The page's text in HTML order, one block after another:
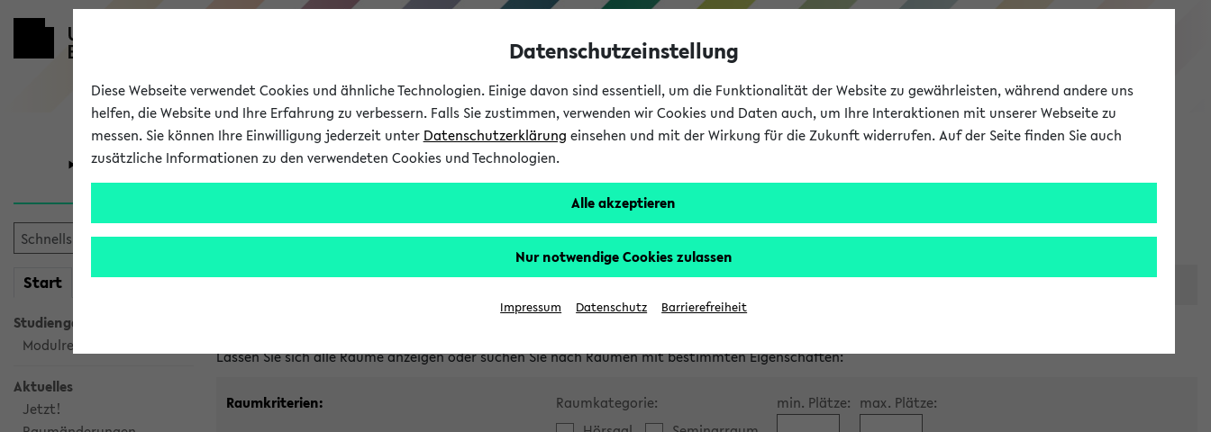
eKVV
Universität Forschung Studium
Start meineKVV
Studiengangsauswahl
Modulrecherche
Aktuelles
Jetzt!
Im eKVV verwaltete Räume
Lassen Sie sich alle Räume anzeigen oder suchen Sie nach Räumen mit bestimmten Eigenschaften:
Raumkriterien:
Raumkategorie:
min. Plätze: max. Plätze:
Datenschutzeinstellung
Diese Webseite verwendet Cookies und ähnliche Technologien. Einige davon sind essentiell, um die Funktionalität der Website zu gewährleisten, während andere uns
helfen, die Website und Ihre Erfahrung zu verbessern. Falls Sie zustimmen, verwenden wir Cookies und Daten auch, um Ihre Interaktionen mit unserer Webseite zu
messen. Sie können Ihre Einwilligung jederzeit unter Datenschutzerklärung einsehen und mit der Wirkung für die Zukunft widerrufen. Auf der Seite finden Sie auch
zusätzliche Informationen zu den verwendeten Cookies und Technologien.
Alle akzeptieren
Nur notwendige Cookies zulassen
Impressum Datenschutz Barrierefreiheit